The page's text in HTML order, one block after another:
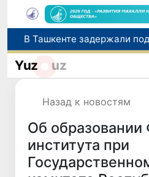
Yuz uz
Назад к новостям
Об образовании
института при